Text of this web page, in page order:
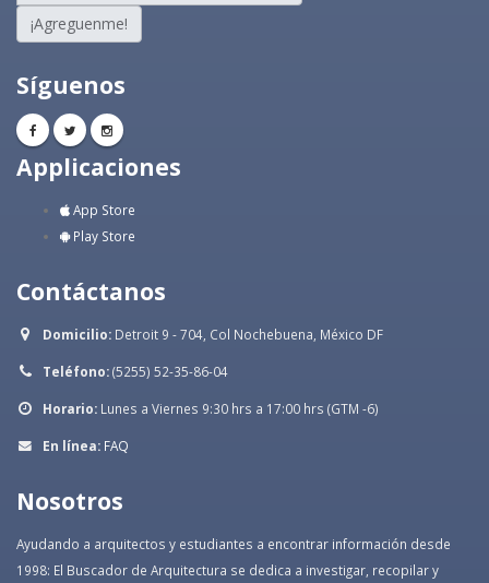
¡Agreguenme!
Síguenos
Applicaciones
App Store
Play Store
Contáctanos
Domicilio: Detroit 9 - 704, Col Nochebuena, México DF
Teléfono:(5255) 52-35-86-04
Horario: Lunes a Viernes 9:30 hrs a 17:00 hrs (GTM -6)
En línea: FAQ
Nosotros
Ayudando a arquitectos y estudiantes a encontrar información desde
1998: El Buscador de Arquitectura se dedica a investigar, recopilar y